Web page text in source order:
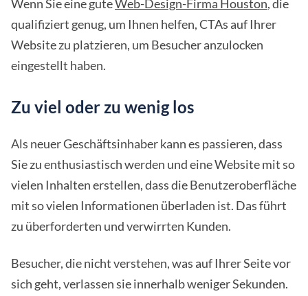
Wenn Sie eine guteWeb-Design-Firma Houston, die
qualifiziert genug, um Ihnen helfen, CTAs auf Ihrer
Website zu platzieren, um Besucher anzulocken
eingestellt haben.
Zu viel oder zu wenig los
Als neuer Geschäftsinhaber kann es passieren, dass
Sie zu enthusiastisch werden und eine Website mit so
vielen Inhalten erstellen, dass die Benutzeroberfläche
mit so vielen Informationen überladen ist. Das führt
zu überforderten und verwirrten Kunden.
Besucher, die nicht verstehen, was auf Ihrer Seite vor
sich geht, verlassen sie innerhalb weniger Sekunden.